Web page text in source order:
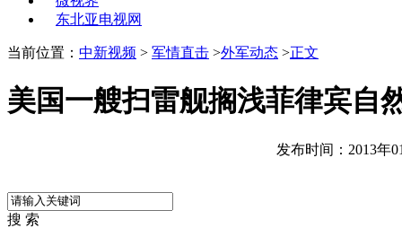
东北亚电视网
当前位置： 中新视频 > 军情直击 >外军动态 >正文
美国一艘扫雷舰搁浅菲律宾自
发布时间：2013年
搜 索